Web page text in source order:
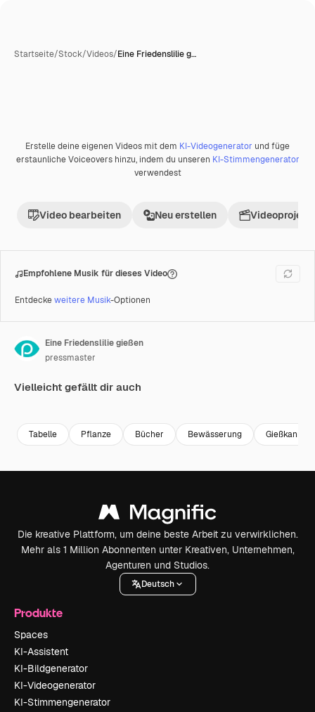
Startseite/Stock/Videos/Eine Friedenslilie g…
Premium
Erstelle deine eigenen Videos mit dem KI-Videogenerator und füge
erstaunliche Voiceovers hinzu, indem du unseren KI-Stimmengenerator
verwendest
Video bearbeiten Neu erstellen Videoprojekt
Empfohlene Musik für dieses Video
Entdeckeweitere Musik-Optionen
Eine Friedenslilie gießen
pressmaster
Vielleicht gefällt dir auch
Tabelle Pflanze Bücher Bewässerung Gießkanne
Die kreative Plattform, um deine beste Arbeit zu verwirklichen.
Mehr als 1 Million Abonnenten unter Kreativen, Unternehmen,
Agenturen und Studios.
Deutsch
Produkte
Spaces
KI-Assistent
KI-Bildgenerator
KI-Videogenerator
KI-Stimmengenerator